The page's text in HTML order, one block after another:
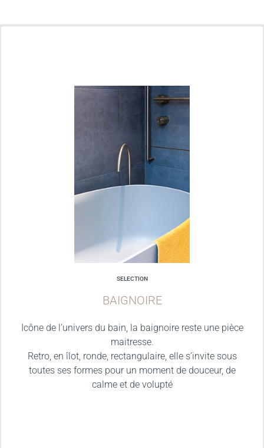
SELECTION
BAIGNOIRE
Icône de l’univers du bain, la baignoire reste une pièce
maitresse.
Retro, en îlot, ronde, rectangulaire, elle s’invite sous
toutes ses formes pour un moment de douceur, de
calme et de volupté